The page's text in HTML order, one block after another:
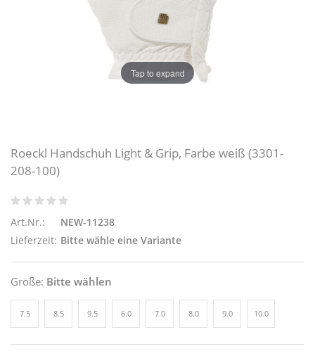
Tap to expand
Roeckl Handschuh Light & Grip, Farbe weiß (3301-
208-100)
Art.Nr.:
NEW-11238
Lieferzeit: Bitte wähle eine Variante
Größe: Bitte wählen
7.5 8.5 9.5 6.0 7.0 8.0 9.0 10.0